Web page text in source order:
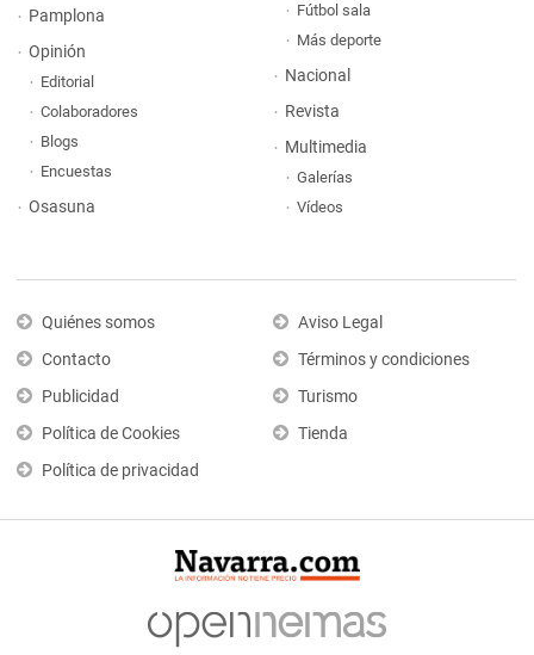
Pamplona
Opinión
Editorial
Colaboradores
Blogs
Encuestas
Osasuna
Fútbol sala
Más deporte
Nacional
Revista
Multimedia
Galerías
Vídeos
Quiénes somos
Contacto
Publicidad
Política de Cookies
Política de privacidad
Aviso Legal
Términos y condiciones
Turismo
Tienda